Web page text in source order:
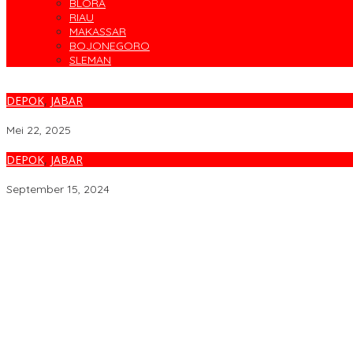
BLORA
RIAU
MAKASSAR
BOJONEGORO
SLEMAN
DEPOK, JABAR
Mei 22, 2025
DEPOK, JABAR
September 15, 2024